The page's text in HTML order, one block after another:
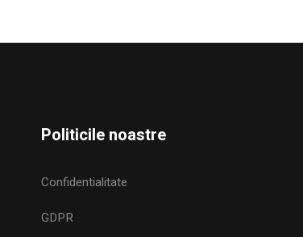
Politicile noastre
Confidentialitate
GDPR